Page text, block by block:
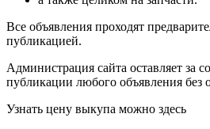
Все объявления проходят
публикацией.
Администрация сайта оставляет за
публикации любого объявления без
Узнать цену выкупа можно здесь